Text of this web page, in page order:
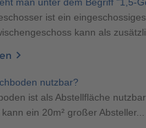
ist ein
kann als
nutzbar?
ist als Abstellfläche
ein 20m² großer Absteller...